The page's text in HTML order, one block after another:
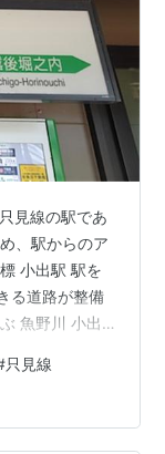
見線の駅であ
、駅からのア
小出駅 駅を
る道路が整備
魚野川 小出
影響で、川が
にアーケード
サイド店に押
只見線